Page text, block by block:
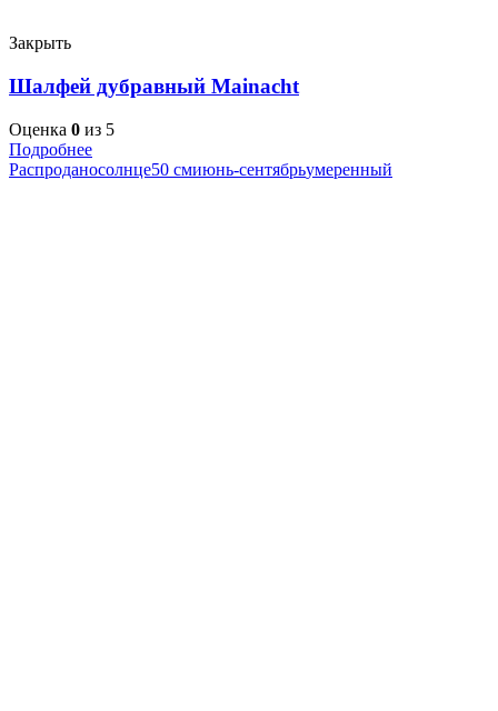
Закрыть
Шалфей дубравный Mainacht
Оценка 0 из 5
Подробнее
Распроданосолнце50 смиюнь-сентябрьумеренный